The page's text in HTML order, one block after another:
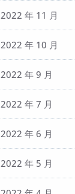
2022 年 11 月
2022 年 10 月
2022 年 9 月
2022 年 7 月
2022 年 6 月
2022 年 5 月